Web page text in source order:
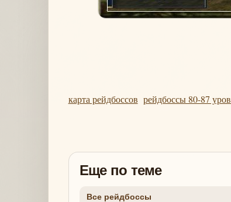
карта рейдбоссов рейдбоссы 80-87
Еще по теме
Все рейдбоссы